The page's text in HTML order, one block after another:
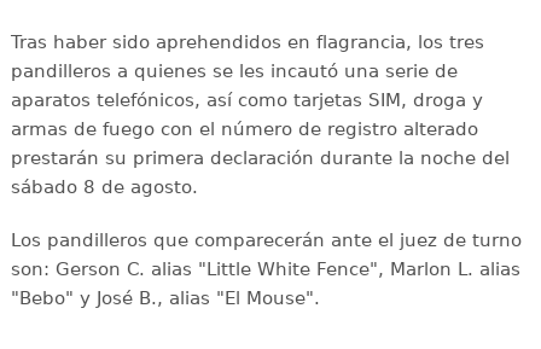
Tras haber sido aprehendidos en flagrancia, los tres
pandilleros a quienes se les incautó una serie de
aparatos telefónicos, así como tarjetas SIM, droga y
armas de fuego con el número de registro alterado
prestarán su primera declaración durante la noche del
sábado 8 de agosto.
Los pandilleros que comparecerán ante el juez de turno
son: Gerson C. alias "Little White Fence", Marlon L. alias
"Bebo" y José B., alias "El Mouse".